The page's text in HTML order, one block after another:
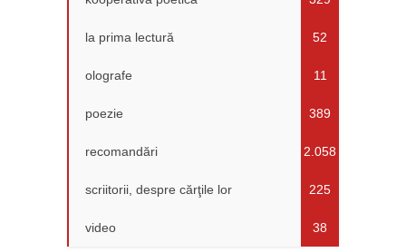
la prima lectură 52
olografe 11
poezie 389
recomandări 2.058
scriitorii, despre cărţile lor 225
video 38